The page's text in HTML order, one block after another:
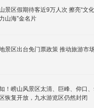
区假期待客近9万人次 擦亮“文化崂山
山海”金名片
景区出台免门票政策 推动旅游市
！崂山风景区太清、巨峰、仰口
恢复开放，九水游览区仍然封闭